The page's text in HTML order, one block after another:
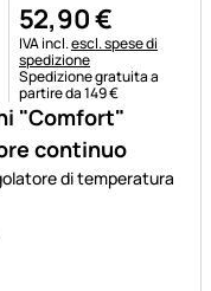
"Comfort"
continuo
di temperatura
52,90€
Informazioni fiscali:
IVA incl.escl. spese di
spedizione
Spedizione gratuita a
partire da 149 €